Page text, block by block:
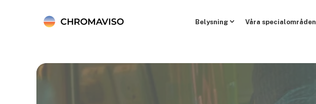
Belysning Våra specialområden